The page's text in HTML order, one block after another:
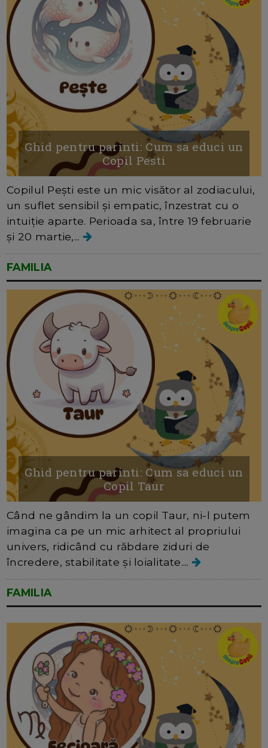
Ghid pentru parinti: Cum sa educi un
Copil Pesti
Copilul Pești este un mic visător al zodiacului,
un suflet sensibil și empatic, înzestrat cu o
intuiție aparte. Perioada sa, între 19 februarie
și 20 martie,...
FAMILIA
Ghid pentru parinti: Cum sa educi un
Copil Taur
Când ne gândim la un copil Taur, ni-l putem
imagina ca pe un mic arhitect al propriului
univers, ridicând cu răbdare ziduri de
încredere, stabilitate și loialitate....
FAMILIA